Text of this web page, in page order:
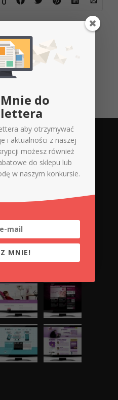
do
aby otrzymywać
i aktualności z naszej
możesz również
do sklepu lub
w naszym konkursie.
MNIE!